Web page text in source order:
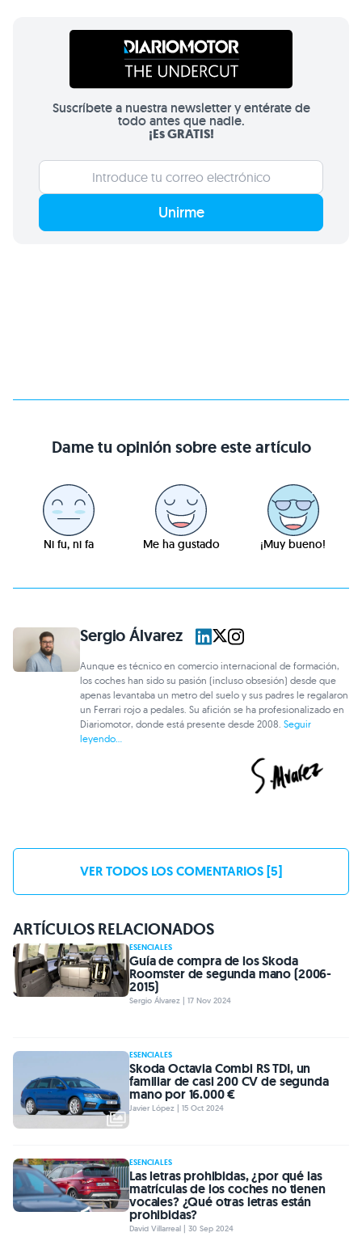
Suscríbete a nuestra newsletter y entérate de
todo antes que nadie.
¡Es GRATIS!
Unirme
Dame tu opinión sobre este artículo
Ni fu, ni fa Me ha gustado ¡Muy bueno!
Sergio Álvarez
Aunque es técnico en comercio internacional de formación,
los coches han sido su pasión (incluso obsesión) desde que
apenas levantaba un metro del suelo y sus padres le regalaron
un Ferrari rojo a pedales. Su afición se ha profesionalizado en
Diariomotor, donde está presente desde 2008.Seguir
leyendo...
VER TODOS LOS COMENTARIOS [5]
ARTÍCULOS RELACIONADOS
ESENCIALES
Guía de compra de los Skoda
Roomster de segunda mano (2006-
2015)
Sergio Álvarez | 17 Nov 2024
ESENCIALES
Skoda Octavia Combi RS TDI, un
familiar de casi 200 CV de segunda
mano por 16.000 €
Javier López | 15 Oct 2024
ESENCIALES
Las letras prohibidas, ¿por qué las
matrículas de los coches no tienen
vocales? ¿Qué otras letras están
prohibidas?
David Villarreal | 30 Sep 2024